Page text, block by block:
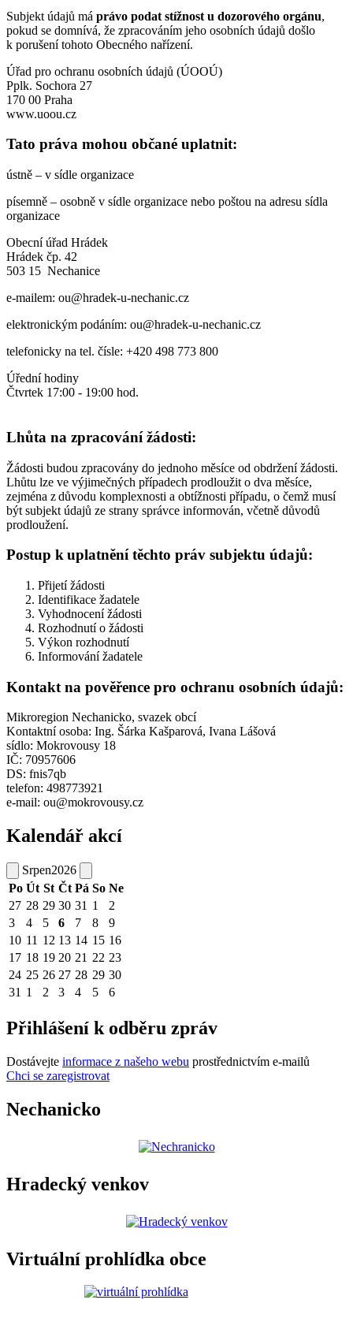
Subjekt údajů má právo podat stížnost u dozorového orgánu,
pokud se domnívá, že zpracováním jeho osobních údajů došlo
k porušení tohoto Obecného nařízení.
Úřad pro ochranu osobních údajů (ÚOOÚ)
Pplk. Sochora 27
170 00 Praha
www.uoou.cz
Tato práva mohou občané uplatnit:
ústně – v sídle organizace
písemně – osobně v sídle organizace nebo poštou na adresu sídla
organizace
Obecní úřad Hrádek
Hrádek čp. 42
503 15 Nechanice
e-mailem: ou@hradek-u-nechanic.cz
elektronickým podáním: ou@hradek-u-nechanic.cz
telefonicky na tel. čísle: +420 498 773 800
Úřední hodiny
Čtvrtek 17:00 - 19:00 hod.
Lhůta na zpracování žádosti:
Žádosti budou zpracovány do jednoho měsíce od obdržení žádosti.
Lhůtu lze ve výjimečných případech prodloužit o dva měsíce,
zejména z důvodu komplexnosti a obtížnosti případu, o čemž musí
být subjekt údajů ze strany správce informován, včetně důvodů
prodloužení.
Postup k uplatnění těchto práv subjektu údajů:
Přijetí žádosti
Identifikace žadatele
Vyhodnocení žádosti
Rozhodnutí o žádosti
Výkon rozhodnutí
Informování žadatele
Kontakt na pověřence pro ochranu osobních údajů:
Mikroregion Nechanicko, svazek obcí
Kontaktní osoba: Ing. Šárka Kašparová, Ivana Lášová
sídlo: Mokrovousy 18
IČ: 70957606
DS: fnis7qb
telefon: 498773921
e-mail: ou@mokrovousy.cz
Kalendář akcí
Srpen2026
Po Út St Čt Pá So Ne
27 28 29 30 31 1
2
3
4 5 6 7 8
9
10 11 12 13 14 15 16
17 18 19 20 21 22 23
24 25 26 27 28 29 30
31 1 2 3 4 5 6
Přihlášení k odběru zpráv
Dostávejte informace z našeho webu prostřednictvím e-mailů
Chci se zaregistrovat
Nechanicko
Hradecký venkov
Virtuální prohlídka obce